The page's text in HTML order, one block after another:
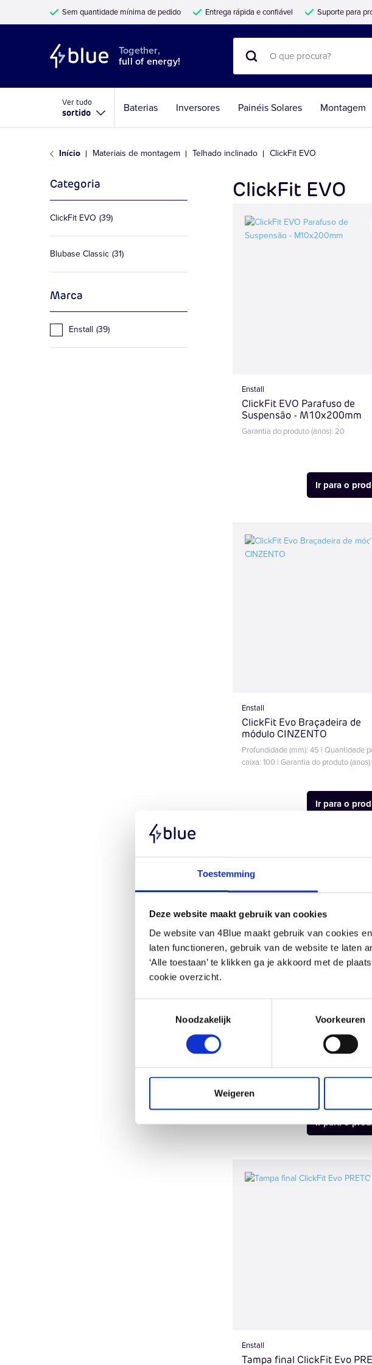
Toestemming
Deze website maakt gebruik van cookies
De website van 4Blue maakt gebruik van cookies
laten functioneren, gebruik van de website te laten
‘Alle toestaan’ te klikken ga je akkoord met de
cookie overzicht.
Noodzakelijk
Voorkeuren
Weigeren
Sem quantidade mínima de pedido Entrega rápida e confiável Suporte para
Together,
full of energy!
Ver tudo
sortido Baterias Inversores Painéis Solares Montagem
Início Materiais de montagem Telhado inclinado ClickFit EVO
ClickFit EVO
Enstall
ClickFit EVO Parafuso de
Suspensão - M10x200mm
Garantia do produto (anos): 20
Ir para o
Enstall
ClickFit Evo Braçadeira de
módulo CINZENTO
Profundidade (mm): 45 | Quantidade
caixa: 100 | Garantia do produto
Ir para o
Perfil de montagem ClickFit
Profundidade (mm): 55 | Quantidade
caixa: 50 | Garantia do produto
Ir para o
Enstall
Tampa final ClickFit Evo
Categoria
ClickFit EVO 39
artigos
Blubase Classic 31
artigos
Marca
Enstall 39
artigos